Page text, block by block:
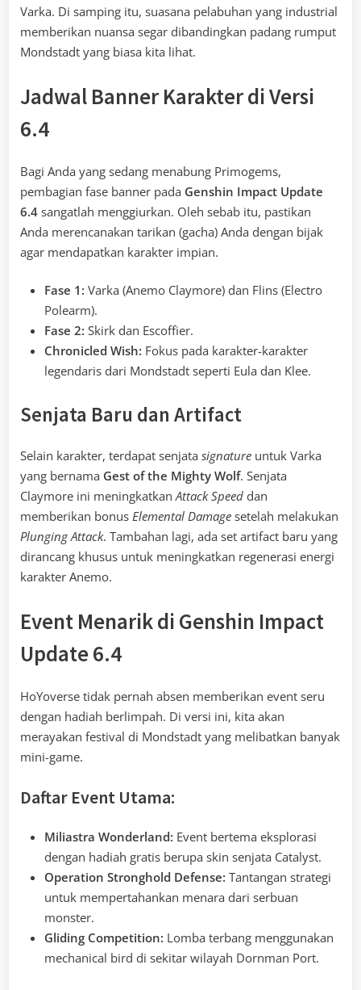
Varka. Di samping itu, suasana pelabuhan yang industrial
memberikan nuansa segar dibandingkan padang rumput
Mondstadt yang biasa kita lihat.
Jadwal Banner Karakter di Versi
6.4
Bagi Anda yang sedang menabung Primogems,
pembagian fase banner pada Genshin Impact Update
6.4 sangatlah menggiurkan. Oleh sebab itu, pastikan
Anda merencanakan tarikan (gacha) Anda dengan bijak
agar mendapatkan karakter impian.
Fase 1: Varka (Anemo Claymore) dan Flins (Electro
Polearm).
Fase 2: Skirk dan Escoffier.
Chronicled Wish: Fokus pada karakter-karakter
legendaris dari Mondstadt seperti Eula dan Klee.
Senjata Baru dan Artifact
Selain karakter, terdapat senjata signature untuk Varka
yang bernama Gest of the Mighty Wolf. Senjata
Claymore ini meningkatkan Attack Speed dan
memberikan bonus Elemental Damage setelah melakukan
Plunging Attack. Tambahan lagi, ada set artifact baru yang
dirancang khusus untuk meningkatkan regenerasi energi
karakter Anemo.
Event Menarik di Genshin Impact
Update 6.4
HoYoverse tidak pernah absen memberikan event seru
dengan hadiah berlimpah. Di versi ini, kita akan
merayakan festival di Mondstadt yang melibatkan banyak
mini-game.
Daftar Event Utama:
Miliastra Wonderland: Event bertema eksplorasi
dengan hadiah gratis berupa skin senjata Catalyst.
Operation Stronghold Defense: Tantangan strategi
untuk mempertahankan menara dari serbuan
monster.
Gliding Competition: Lomba terbang menggunakan
mechanical bird di sekitar wilayah Dornman Port.